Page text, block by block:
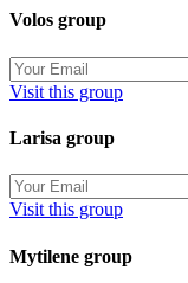
Volos group
Visit this group
Larisa group
Visit this group
Mytilene group